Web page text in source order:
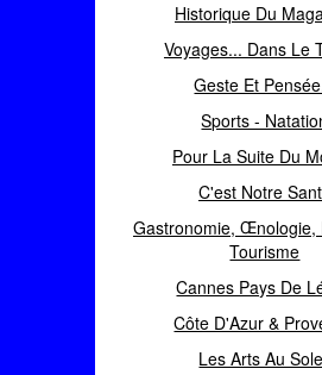
Historique Du
Voyages... Dans Le
Geste Et
Sports -
Pour La Suite Du
C'est Notre
Gastronomie, Œnologie,
Tourisme
Cannes Pays De
Côte D'Azur &
Les Arts Au